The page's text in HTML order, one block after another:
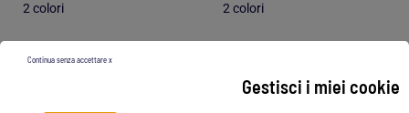
Gestisci i miei cookie
Continua senza accettare x
2 colori 2 colori